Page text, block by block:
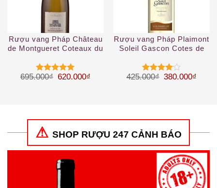
Rượu vang Pháp Château
de Montgueret Coteaux du
Được xếp
695.000₫ Giá gốc là: 695.000₫.
620.000₫ Giá hiện tại là: 620.000₫.
Rượu vang Pháp Plaimont
Soleil Gascon Cotes de
Được
425.000₫ Giá gốc là:
380.000₫
SHOP RƯỢU 247 CẢNH BÁO